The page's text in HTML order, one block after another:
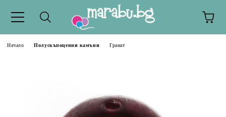
Начало Полускъпоценни камъни Гранат